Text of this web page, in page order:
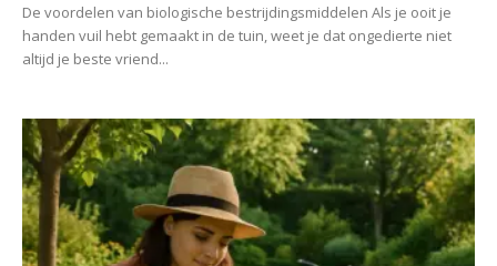
De voordelen van biologische bestrijdingsmiddelen Als je ooit je
handen vuil hebt gemaakt in de tuin, weet je dat ongedierte niet
altijd je beste vriend...